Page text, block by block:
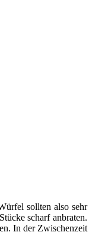
sollten also sehr
scharf anbraten.
In der Zwischenzeit